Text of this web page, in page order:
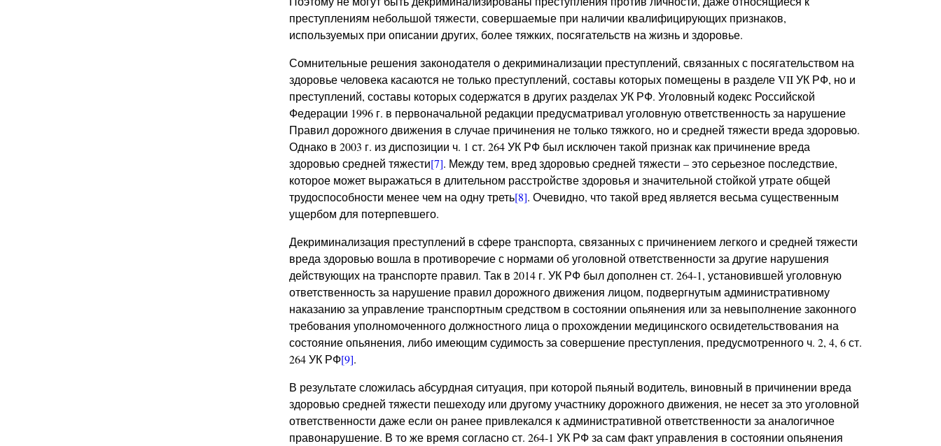
преступлениям небольшой тяжести, совершаемые при наличии квалифицирующих признаков,
используемых при описании других, более тяжких, посягательств на жизнь и здоровье.
Сомнительные решения законодателя о декриминализации преступлений, связанных с посягательством на
здоровье человека касаются не только преступлений, составы которых помещены в разделе VII УК РФ, но и
преступлений, составы которых содержатся в других разделах УК РФ. Уголовный кодекс Российской
Федерации 1996 г. в первоначальной редакции предусматривал уголовную ответственность за нарушение
Правил дорожного движения в случае причинения не только тяжкого, но и средней тяжести вреда здоровью.
Однако в 2003 г. из диспозиции ч. 1 ст. 264 УК РФ был исключен такой признак как причинение вреда
здоровью средней тяжести[7]. Между тем, вред здоровью средней тяжести – это серьезное последствие,
которое может выражаться в длительном расстройстве здоровья и значительной стойкой утрате общей
трудоспособности менее чем на одну треть[8]. Очевидно, что такой вред является весьма существенным
ущербом для потерпевшего.
Декриминализация преступлений в сфере транспорта, связанных с причинением легкого и средней тяжести
вреда здоровью вошла в противоречие с нормами об уголовной ответственности за другие нарушения
действующих на транспорте правил. Так в 2014 г. УК РФ был дополнен ст. 264-1, установившей уголовную
ответственность за нарушение правил дорожного движения лицом, подвергнутым административному
наказанию за управление транспортным средством в состоянии опьянения или за невыполнение законного
требования уполномоченного должностного лица о прохождении медицинского освидетельствования на
состояние опьянения, либо имеющим судимость за совершение преступления, предусмотренного ч. 2, 4, 6 ст.
264 УК РФ[9].
В результате сложилась абсурдная ситуация, при которой пьяный водитель, виновный в причинении вреда
здоровью средней тяжести пешеходу или другому участнику дорожного движения, не несет за это уголовной
ответственности даже если он ранее привлекался к административной ответственности за аналогичное
правонарушение. В то же время согласно ст. 264-1 УК РФ за сам факт управления в состоянии опьянения